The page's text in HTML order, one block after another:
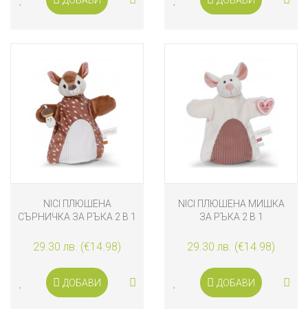
NICI ПЛЮШЕНА
СЪРНИЧКА ЗА РЪКА 2 В 1
29.30 лв. (€14.98)
ДОБАВИ
NICI ПЛЮШЕНА МИШКА
ЗА РЪКА 2 В 1
29.30 лв. (€14.98)
ДОБАВИ